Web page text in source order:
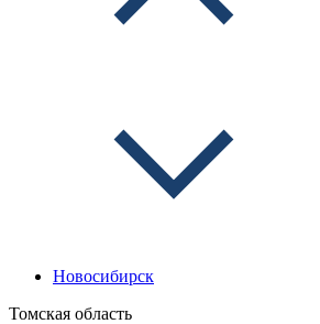
Новосибирск
Томская область